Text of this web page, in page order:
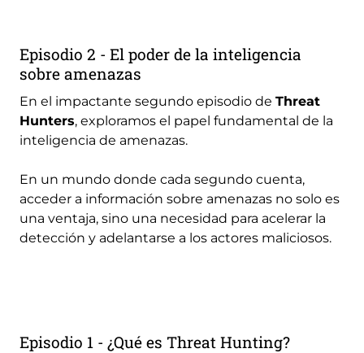
Episodio 2 - El poder de la inteligencia
sobre amenazas
En el impactante segundo episodio de Threat
Hunters, exploramos el papel fundamental de la
inteligencia de amenazas.
En un mundo donde cada segundo cuenta,
acceder a información sobre amenazas no solo es
una ventaja, sino una necesidad para acelerar la
detección y adelantarse a los actores maliciosos.
Episodio 1 - ¿Qué es Threat Hunting?